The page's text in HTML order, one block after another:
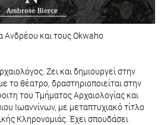
Ανδρέου και τους Okwaho
Ζει και δημιουργεί στην
το θέατρο, δραστηριοποιείται στην
του Τμήματος Αρχαιολογίας και
Ιωαννίνων, με μεταπτυχιακό τίτλο
Κληρονομιάς. Έχει σπουδάσει